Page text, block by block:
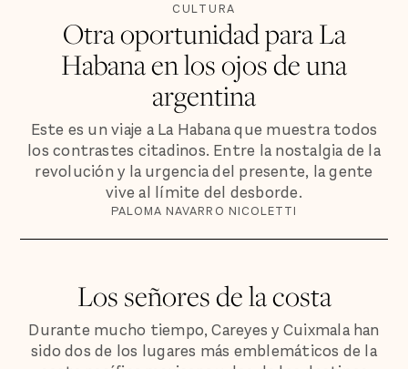
CULTURA
Otra oportunidad para La
Habana en los ojos de una
argentina
Este es un viaje a La Habana que muestra todos
los contrastes citadinos. Entre la nostalgia de la
revolución y la urgencia del presente, la gente
vive al límite del desborde.
PALOMA NAVARRO NICOLETTI
Los señores de la costa
Durante mucho tiempo, Careyes y Cuixmala han
sido dos de los lugares más emblemáticos de la